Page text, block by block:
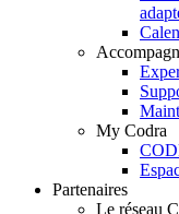
My Codra
Partenaires
Le réseau